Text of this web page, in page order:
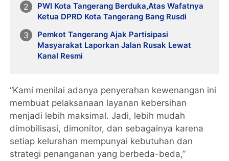
PWI Kota Tangerang Berduka,Atas Wafatnya
Ketua DPRD Kota Tangerang Bang Rusdi
Pemkot Tangerang Ajak Partisipasi
Masyarakat Laporkan Jalan Rusak Lewat
Kanal Resmi
“Kami menilai adanya penyerahan kewenangan ini
membuat pelaksanaan layanan kebersihan
menjadi lebih maksimal. Jadi, lebih mudah
dimobilisasi, dimonitor, dan sebagainya karena
setiap kelurahan mempunyai kebutuhan dan
strategi penanganan yang berbeda-beda,”